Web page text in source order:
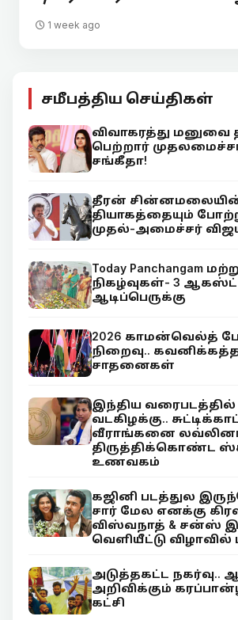
1 week ago
சமீபத்திய செய்திகள்
விவாகரத்து மனுவை
பெற்றார்
சங்கீதா!
தீரன்
தியாகத்தையும்
முதல்-அமைச்சர்
Today Panchangam
நிகழ்வுகள்- 3 ஆகஸ்ட்
ஆடிப்பெருக்கு
2026 காமன்வெல்த்
நிறைவு..
சாதனைகள்
இந்திய வரைபடத்தில்
வடகிழக்கு..
வீராங்கனை
திருத்திக்கொண்ட
உணவகம்
கஜினி படத்துல
சார் மேல எனக்கு
விஸ்வநாத் & சன்ஸ்
வெளியீட்டு விழாவில்
அடுத்தகட்ட நகர்வு..
அறிவிக்கும்
கட்சி